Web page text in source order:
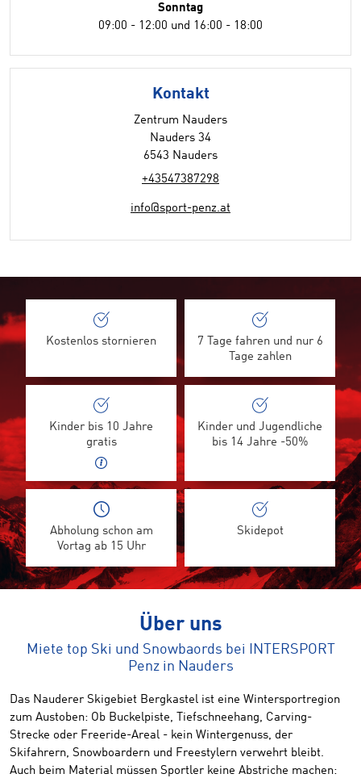
Sonntag
09:00 - 12:00 und 16:00 - 18:00
Kontakt
Zentrum Nauders
Nauders 34
6543 Nauders
+43547387298
info@sport-penz.at
Kostenlos stornieren
7 Tage fahren und nur 6
Tage zahlen
Kinder bis 10 Jahre
gratis
Kinder und Jugendliche
bis 14 Jahre -50%
Abholung schon am
Vortag ab 15 Uhr
Skidepot
Über uns
Miete top Ski und Snowbaords bei INTERSPORT
Penz in Nauders
Das Nauderer Skigebiet Bergkastel ist eine Wintersportregion
zum Austoben: Ob Buckelpiste, Tiefschneehang, Carving-
Strecke oder Freeride-Areal - kein Wintergenuss, der
Skifahrern, Snowboardern und Freestylern verwehrt bleibt.
Auch beim Material müssen Sportler keine Abstriche machen: